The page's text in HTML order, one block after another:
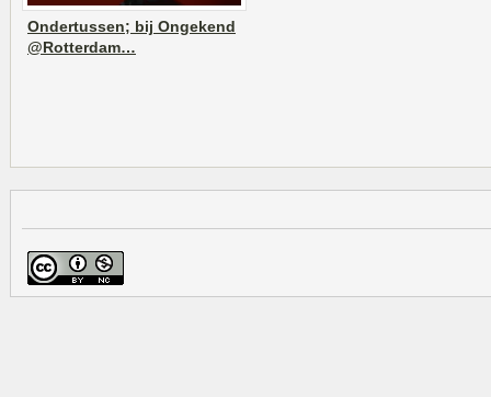
Ondertussen; bij Ongekend
@Rotterdam…